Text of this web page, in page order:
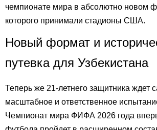
чемпионате мира в абсолютно новом
которого принимали стадионы США.
Новый формат и
путевка для Узбекистана
Теперь же 21-летнего защитника ждет
масштабное и ответственное
Чемпионат мира ФИФА 2026 года